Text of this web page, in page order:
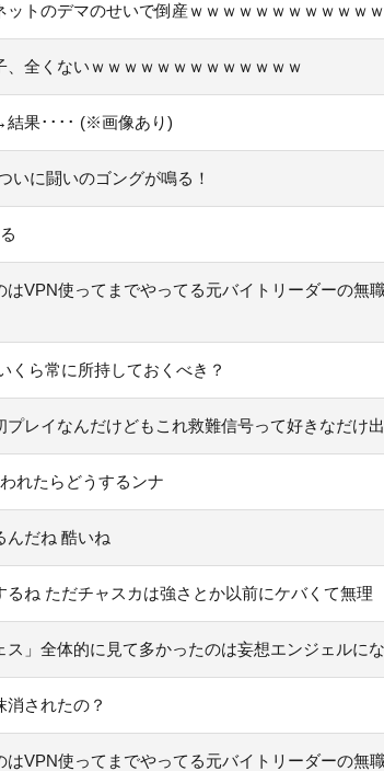
ットのデマのせいで倒産ｗｗｗｗｗｗｗｗｗｗｗｗ
、全くないｗｗｗｗｗｗｗｗｗｗｗｗｗ
結果････ (※画像あり)
いに闘いのゴングが鳴る！
はVPN使ってまでやってる元バイトリーダーの無
くら常に所持しておくべき？
プレイなんだけどもこれ救難信号って好きなだけ
れたらどうするンナ
んだね 酷いね
るね ただチャスカは強さとか以前にケバくて無理
ス」全体的に見て多かったのは妄想エンジェルに
消されたの？
はVPN使ってまでやってる元バイトリーダーの無